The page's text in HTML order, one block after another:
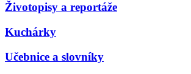
Životopisy a reportáže
Kuchárky
Učebnice a slovníky